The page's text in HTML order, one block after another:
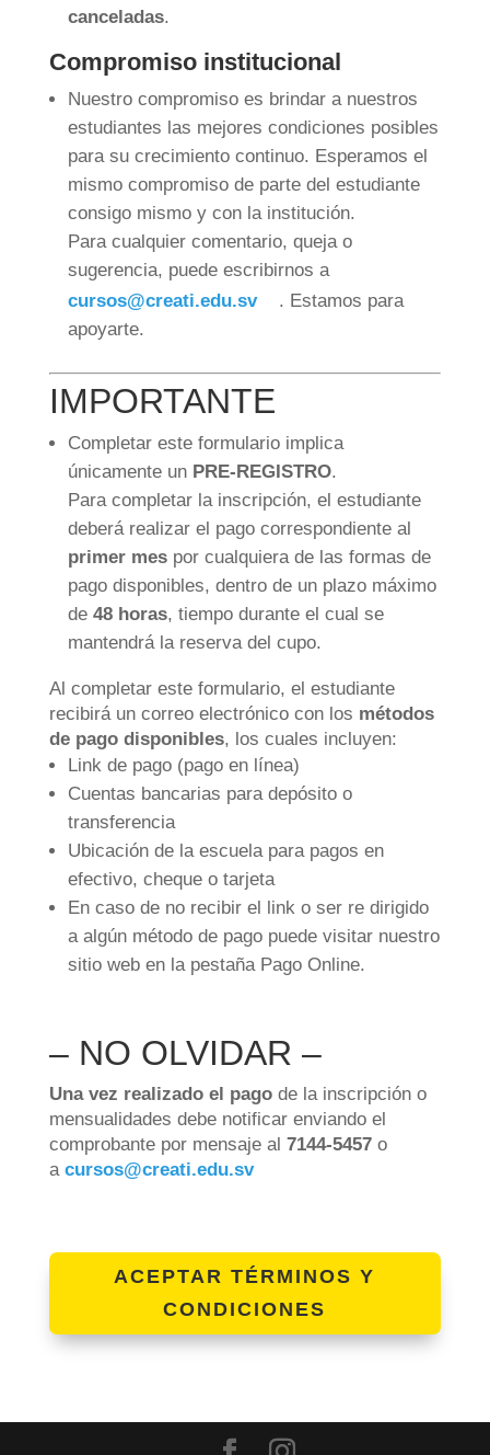
canceladas.
Compromiso institucional
Nuestro compromiso es brindar a nuestros
estudiantes las mejores condiciones posibles
para su crecimiento continuo. Esperamos el
mismo compromiso de parte del estudiante
consigo mismo y con la institución.
Para cualquier comentario, queja o
sugerencia, puede escribirnos a
cursos@creati.edu.sv
. Estamos para
apoyarte.
IMPORTANTE
Completar este formulario implica
únicamente un PRE-REGISTRO.
Para completar la inscripción, el estudiante
deberá realizar el pago correspondiente al
primer mespor cualquiera de las formas de
pago disponibles, dentro de un plazo máximo
de 48 horas, tiempo durante el cual se
mantendrá la reserva del cupo.
Al completar este formulario, el estudiante
recibirá un correo electrónico con los métodos
de pago disponibles, los cuales incluyen:
Link de pago (pago en línea)
Cuentas bancarias para depósito o
transferencia
Ubicación de la escuela para pagos en
efectivo, cheque o tarjeta
En caso de no recibir el link o ser re dirigido
a algún método de pago puede visitar nuestro
sitio web en la pestaña Pago Online.
– NO OLVIDAR –
Una vez realizado el pago de la inscripción o
mensualidades debe notificar enviando el
comprobante por mensaje al 7144-5457o
a cursos@creati.edu.sv
ACEPTAR TÉRMINOS Y
CONDICIONES